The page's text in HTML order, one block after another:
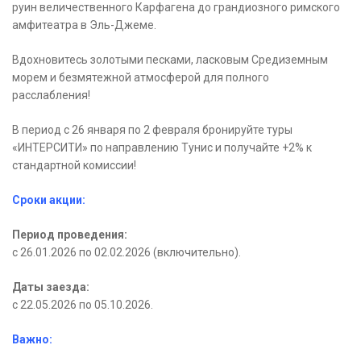
руин величественного Карфагена до грандиозного римского
амфитеатра в Эль-Джеме.
Вдохновитесь золотыми песками, ласковым Средиземным
морем и безмятежной атмосферой для полного
расслабления!
В период с 26 января по 2 февраля бронируйте туры
«ИНТЕРСИТИ» по направлению Тунис и получайте +2% к
стандартной комиссии!
Сроки акции:
Период проведения:
с 26.01.2026 по 02.02.2026 (включительно).
Даты заезда:
с 22.05.2026 по 05.10.2026.
Важно: